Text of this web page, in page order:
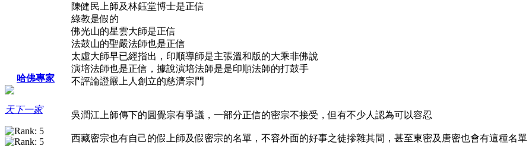
哈佛專家
天下一家
陳健民上師及林鈺堂博士是正信
綠教是假的
佛光山的星雲大師是正信
法鼓山的聖嚴法師也是正信
太虛大師早已經指出，印順導師是主張溫和版的大乘非佛說
演培法師也是正信，據說演培法師是是印順法師的打鼓手
不評論證嚴上人創立的慈濟宗門
吳潤江上師傳下的圓覺宗有爭議，一部分正信的密宗不接受，但有不少人認為可以容忍
西藏密宗也有自己的假上師及假密宗的名單，不容外面的好事之徒摻雜其間，甚至東密及唐密也會有這種名單